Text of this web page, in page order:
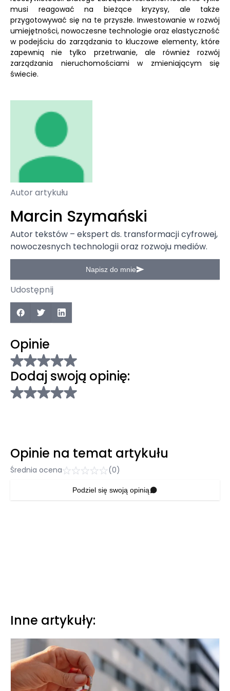
musi reagować na bieżące kryzysy, ale także
przygotowywać się na te przyszłe. Inwestowanie w rozwój
umiejętności, nowoczesne technologie oraz elastyczność
w podejściu do zarządzania to kluczowe elementy, które
zapewnią nie tylko przetrwanie, ale również rozwój
zarządzania nieruchomościami w zmieniającym się
świecie.
Autor artykułu
Marcin Szymański
Autor tekstów – ekspert ds. transformacji cyfrowej,
nowoczesnych technologii oraz rozwoju mediów.
Napisz do mnie
Udostępnij
Opinie
Dodaj swoją opinię:
Opinie na temat artykułu
Średnia ocena (0)
Podziel się swoją opinią
Inne artykuły: